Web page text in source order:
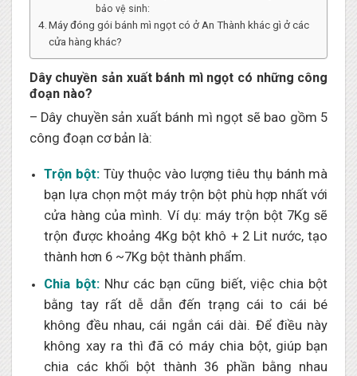
bảo vệ sinh:
Máy đóng gói bánh mì ngọt có ở An Thành khác gì ở các
cửa hàng khác?
Dây chuyền sản xuất bánh mì ngọt có những công
đoạn nào?
– Dây chuyền sản xuất bánh mì ngọt sẽ bao gồm 5
công đoạn cơ bản là:
Trộn bột: Tùy thuộc vào lượng tiêu thụ bánh mà
bạn lựa chọn một máy trộn bột phù hợp nhất với
cửa hàng của mình. Ví dụ: máy trộn bột 7Kg sẽ
trộn được khoảng 4Kg bột khô + 2 Lit nước, tạo
thành hơn 6 ~7Kg bột thành phẩm.
Chia bột:Như các bạn cũng biết, việc chia bột
bằng tay rất dễ dẫn đến trạng cái to cái bé
không đều nhau, cái ngắn cái dài. Để điều này
không xay ra thì đã có máy chia bột, giúp bạn
chia các khối bột thành 36 phần bằng nhau